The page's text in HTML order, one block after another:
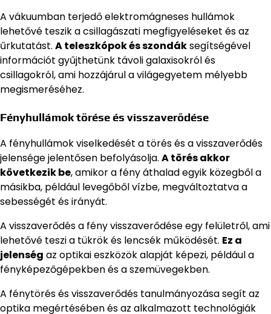
A vákuumban terjedő elektromágneses hullámok
lehetővé teszik a csillagászati megfigyeléseket és az
űrkutatást. A teleszkópok és szondáksegítségével
információt gyűjthetünk távoli galaxisokról és
csillagokról, ami hozzájárul a világegyetem mélyebb
megismeréséhez.
Fényhullámok törése és visszaverődése
A fényhullámok viselkedését a törés és a visszaverődés
jelensége jelentősen befolyásolja. A törés akkor
következik be, amikor a fény áthalad egyik közegből a
másikba, például levegőből vízbe, megváltoztatva a
sebességét és irányát.
A visszaverődés a fény visszaverődése egy felületről, ami
lehetővé teszi a tükrök és lencsék működését. Ez a
jelenség az optikai eszközök alapját képezi, például a
fényképezőgépekben és a szemüvegekben.
A fénytörés és visszaverődés tanulmányozása segít az
optika megértésében és az alkalmazott technológiák